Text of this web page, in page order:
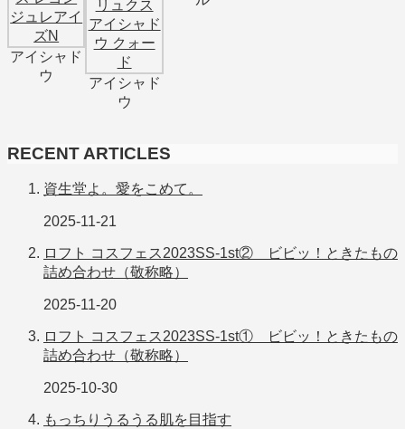
アイシャド
ウ
アイシャド
ウ
RECENT ARTICLES
資生堂よ。愛をこめて。
2025-11-21
ロフト コスフェス2023SS-1st② ビビッ！ときたもの
詰め合わせ（敬称略）
2025-11-20
ロフト コスフェス2023SS-1st① ビビッ！ときたもの
詰め合わせ（敬称略）
2025-10-30
もっちりうるうる肌を目指す